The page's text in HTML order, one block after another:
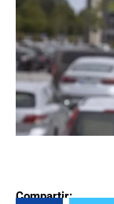
Compartir: